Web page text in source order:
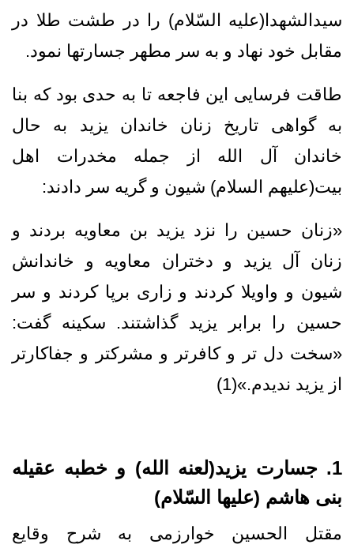
سیدالشهدا(علیه السّلام) را در طشت طلا در
مقابل خود نهاد و به سر مطهر جسارتها نمود.
طاقت فرسایی این فاجعه تا به حدی بود که بنا
به گواهی تاریخ زنان خاندان یزید به حال
خاندان آل الله از جمله مخدرات اهل
بیت(علیهم السلام) شیون و گریه سر دادند:
«زنان حسين را نزد يزيد بن معاويه بردند و
زنان آل يزيد و دختران معاويه و خاندانش
شيون و واويلا كردند و زاری برپا كردند و سر
حسين را برابر يزيد گذاشتند. سكينه گفت:
«سخت‏ دل تر و كافرتر و مشركتر و جفاكارتر
از يزيد نديدم.»(1)
1. جسارت یزید(لعنه الله) و خطبه عقیله
بنی هاشم (علیها السّلام)
مقتل الحسین خوارزمی به شرح وقایع